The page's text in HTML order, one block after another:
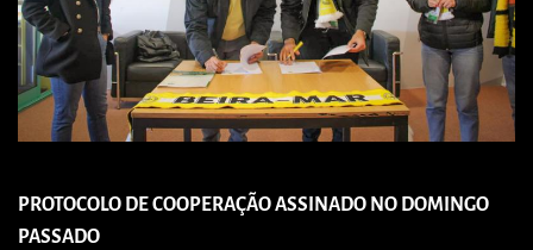
PROTOCOLO DE COOPERAÇÃO ASSINADO NO DOMINGO
PASSADO